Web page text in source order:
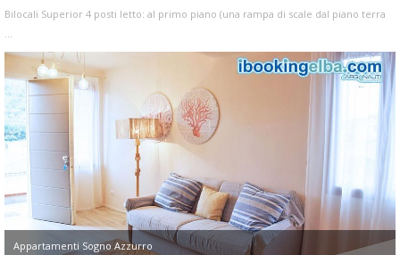
Bilocali Superior 4 posti letto: al primo piano (una rampa di scale dal piano terra
Appartamenti Sogno Azzurro